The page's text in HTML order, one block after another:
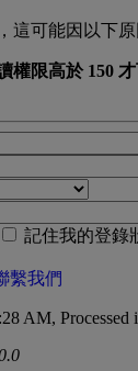
這可能因以下
權限高於 150 才
記住我的登錄
繫我們
AM, Processed